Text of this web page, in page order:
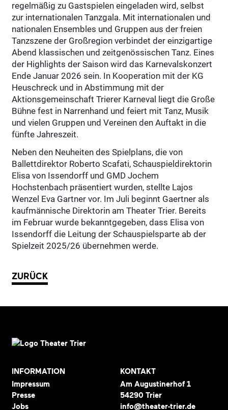
regelmäßig zu Gastspielen eingeladen wird, selbst
zur internationalen Tanzgala. Mit internationalen und
nationalen Ensembles und Gruppen aus der freien
Tanzszene der Großregion verbindet der einzigartige
Abend klassischen und zeitgenössischen Tanz. Eines
der Highlights der Saison wird das Karnevalskonzert
Ende Januar 2026 sein. In Kooperation mit der KG
Heuschreck und in Abstimmung mit der
Aktionsgemeinschaft Trierer Karneval liegt die Große
Bühne fest in Narrenhand und feiert mit Tanz, Musik
und vielen Gruppen und Vereinen den Auftakt in die
fünfte Jahreszeit.
Neben den Neuheiten des Spielplans, die von
Ballettdirektor Roberto Scafati, Schauspieldirektorin
Elisa von Issendorff und GMD Jochem
Hochstenbach präsentiert wurden, stellte Lajos
Wenzel Eva Gartner vor. Im Juli beginnt Gaertner als
kaufmännische Direktorin am Theater Trier. Bereits
im Februar wurde bekanntgegeben, dass Elisa von
Issendorff die Leitung der Schauspielsparte ab der
Spielzeit 2025/26 übernehmen werde.
ZURÜCK
INFORMATION
Impressum
Presse
Jobs
KONTAKT
Am Augustinerhof 1
54290 Trier
info@theater-trier.de